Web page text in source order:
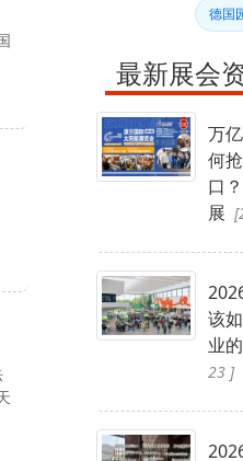
德国
最新展会
万
何
口
展
该
业
23 ]